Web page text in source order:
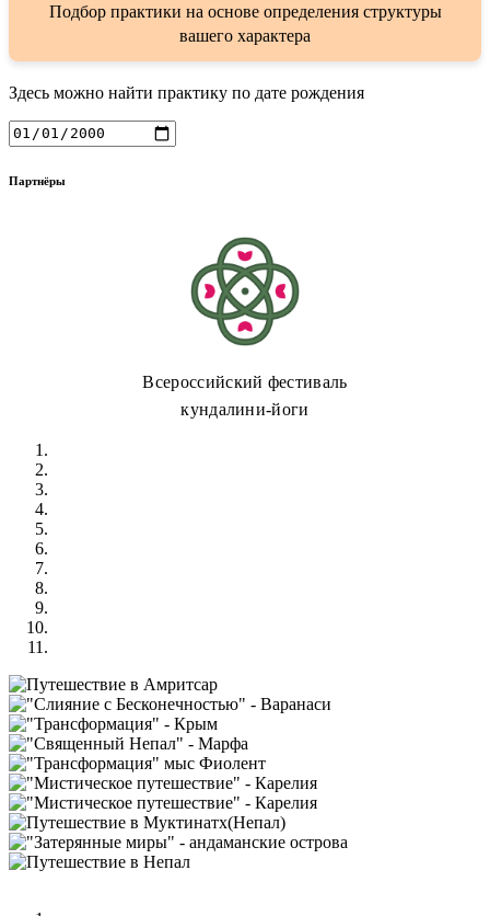
Подбор практики на основе определения структуры
вашего характера
Здесь можно найти практику по дате рождения
Партнёры
Всероссийский фестиваль
кундалини-йоги